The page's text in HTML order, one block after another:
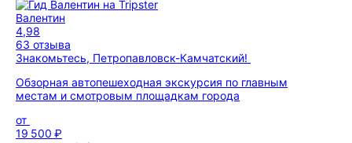
Валентин
4,98
63 отзыва
Знакомьтесь, Петропавловск-Камчатский!
Обзорная автопешеходная экскурсия по главным
местам и смотровым площадкам города
от
19 500 ₽